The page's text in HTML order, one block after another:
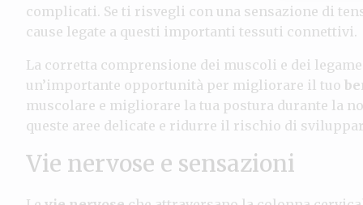
complicati. Se ti risvegli con una sensazione di
cause legate a questi importanti tessuti connettivi.
La corretta comprensione dei muscoli e dei
un’importante opportunità per migliorare il tuo
muscolare e migliorare la tua postura durante la
queste aree delicate e ridurre il rischio di
Vie nervose e sensazioni